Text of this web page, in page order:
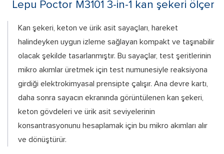
Lepu Poctor M3101 3-in-1 kan şekeri ölçer
Kan şekeri, keton ve ürik asit sayaçları, hareket
halindeyken uygun izleme sağlayan kompakt ve taşınabilir
olacak şekilde tasarlanmıştır. Bu sayaçlar, test şeritlerinin
mikro akımlar üretmek için test numunesiyle reaksiyona
girdiği elektrokimyasal prensipte çalışır. Ana devre kartı,
daha sonra sayacın ekranında görüntülenen kan şekeri,
keton gövdeleri ve ürik asit seviyelerinin
konsantrasyonunu hesaplamak için bu mikro akımları alır
ve dönüştürür.